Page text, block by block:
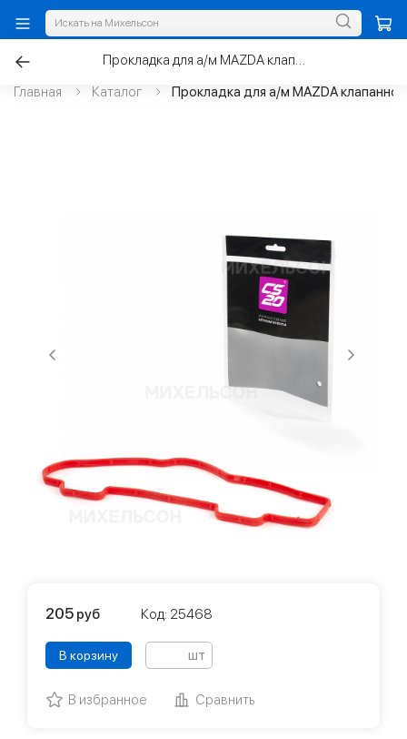
Главная Каталог Прокладка для а/м MAZDA
205 руб Код: 25468
В корзину шт
В избранное Сравнить